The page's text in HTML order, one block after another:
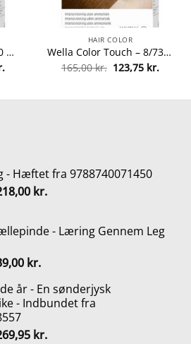
Wella Color Touch – 6/0 Dark Blonde fra Wella
Den
123,75 kr..
HAIR COLOR
Wella Color Touch – 8/73 Arizona Gold fra Wella
165,00kr. Den
oprindelige
165,00 kr..
123,75 kr.Den
- Hæftet fra 9788740071450
kr.Den
er:
- Læring Gennem Leg
kr..
kr.Den
pris
er:
år - En sønderjysk
- Indbundet fra
kr.Den